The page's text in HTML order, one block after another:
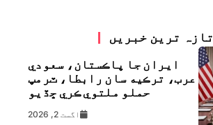
تازہ ترین خبریں
ايران جا پاڪستان، سعودي
عرب، ترڪيه سان رابطا، ٽرمپ
حملو ملتوي ڪري ڇڏيو
اگست 2, 2026